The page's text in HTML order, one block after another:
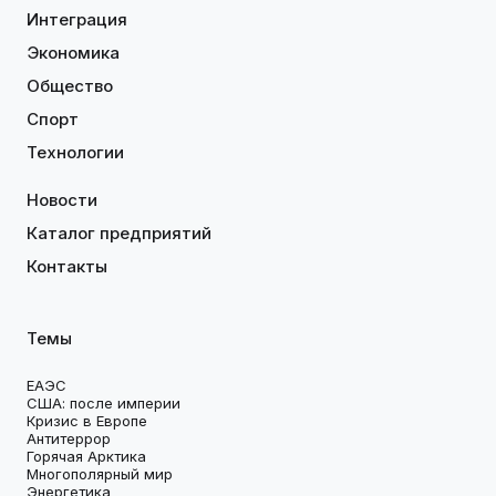
Интеграция
Экономика
Общество
Спорт
Технологии
Новости
Каталог предприятий
Контакты
Темы
ЕАЭС
США: после империи
Кризис в Европе
Антитеррор
Горячая Арктика
Многополярный мир
Энергетика